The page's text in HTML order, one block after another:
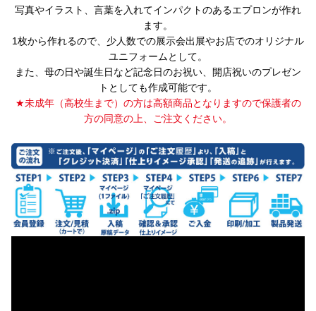
写真やイラスト、言葉を入れてインパクトのあるエプロンが作れ
ます。
1枚から作れるので、少人数での展示会出展やお店でのオリジナル
ユニフォームとして。
また、母の日や誕生日など記念日のお祝い、開店祝いのプレゼン
トとしても作成可能です。
★未成年（高校生まで）の方は高額商品となりますので保護者の
方の同意の上、ご注文ください。